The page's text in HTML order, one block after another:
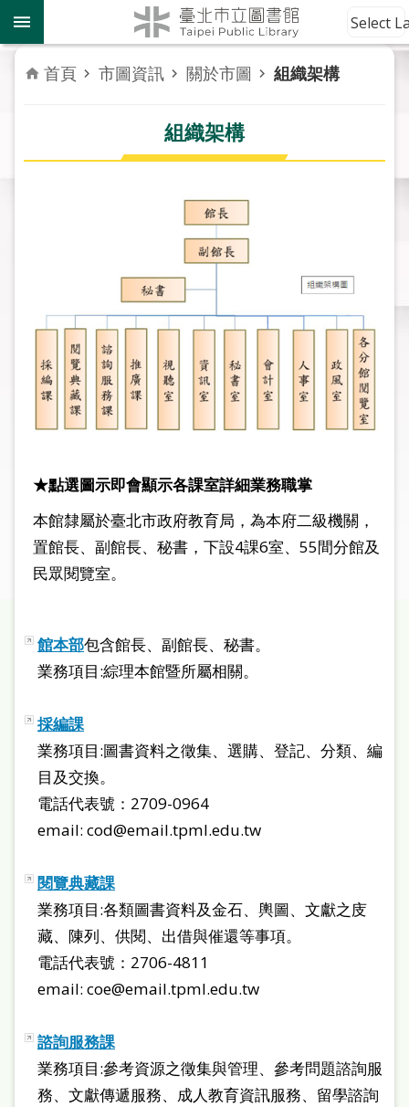
跳到主要內容區塊
到
館
資
訊
者
關
於
市
上
請
常
答
市
圖
站
覽
閱
童
版
Select
首頁 市圖資訊 關於市圖 組織架構
組織架構
★點選圖示即會顯示各課室詳細業務職掌
本館隸屬於臺北市政府教育局，為本府二級機關，
置館長、副館長、秘書，下設4課6室、55間分館及
民眾閱覽室。
館本部包含館長、副館長、秘書。
業務項目:綜理本館暨所屬相關。
採編課
業務項目:圖書資料之徵集、選購、登記、分類、編
目及交換。
電話代表號：2709-0964
email: cod@email.tpml.edu.tw
閱覽典藏課
業務項目:各類圖書資料及金石、輿圖、文獻之庋
藏、陳列、供閱、出借與催還等事項。
電話代表號：2706-4811
email: coe@email.tpml.edu.tw
諮詢服務課
業務項目:參考資源之徵集與管理、參考問題諮詢服
務、文獻傳遞服務、成人教育資訊服務、留學諮詢